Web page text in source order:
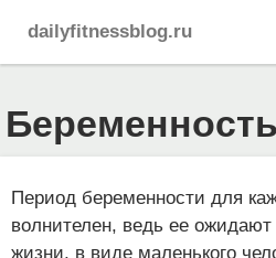
dailyfitnessblog.ru
Период беременности для
волнителен, ведь ее
жизни, в виде маленького